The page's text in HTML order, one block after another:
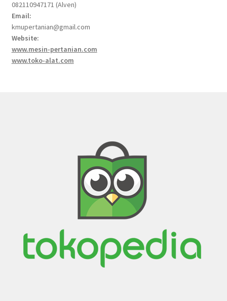
082110947171 (Alven)
Email:
kmupertanian@gmail.com
Website:
www.mesin-pertanian.com
www.toko-alat.com